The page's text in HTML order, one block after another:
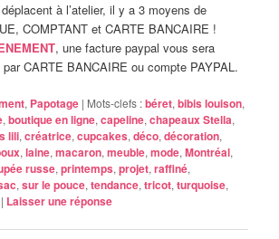
à l’atelier, il y a 3 moyens de
COMPTANT et CARTE BANCAIRE !
, une facture paypal vous sera
CARTE BANCAIRE ou compte PAYPAL.
, Papotage | Mots-clefs :béret,bibis louison,
,boutique en ligne,capeline,chapeaux Stella,
lili,créatrice,cupcakes,déco,décoration,
,laine,macaron,meuble,mode,Montréal,
russe,printemps,projet,raffiné,
,sur le pouce,tendance,tricot,turquoise,
| Laisser une réponse